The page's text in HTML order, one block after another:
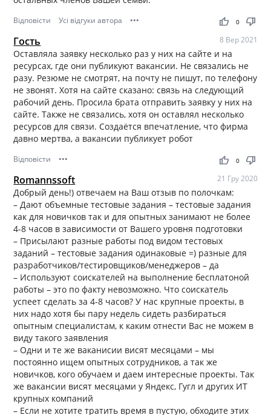
Відповісти Усі відгуки автора ••• thumb_up thumb_down
0
Гость 8 Вер 2021
Оставляла заявку несколько раз у них на сайте и на
ресурсах, где они публикуют вакансии. Не связались не
разу. Резюме не смотрят, на почту не пишут, по телефону
не звонят. Хотя на сайте сказано: связь на следующий
рабочий день. Просила брата отправить заявку у них на
сайте. Также не связались, хотя он оставлял несколько
ресурсов для связи. Создаётся впечатление, что фирма
давно мертва, а вакансии публикует робот
Відповісти ••• thumb_up thumb_down
0
Romannssoft 21 Гру 2020
Добрый день!) отвечаем на Ваш отзыв по полочкам:
– Дают объемные тестовые задания – тестовые задания
как для новичков так и для опытных занимают не более
4-8 часов в зависимости от Вашего уровня подготовки
– Присылают разные работы под видом тестовых
заданий – тестовые задания одинаковые =) разные для
разработчиков/тестировщиков/менеджеров – да
– Используют соискателей на выполнение бесплатоной
работы – это по факту невозможно. Что соискатель
успеет сделать за 4-8 часов? У нас крупные проекты, в
них надо хотя бы пару недель сидеть разбираться
опытным специалистам, к каким отнести Вас не можем в
виду такого заявления
– Одни и те же ваканисии висят месяцами – мы
постоянно ищем опытных сотрудников, а так же
новичков, кого обучаем и даем интересные проекты. Так
же вакансии висят месяцами у Яндекс, Гугл и других ИТ
крупных компаний
– Если не хотите тратить время в пустую, обходите этих